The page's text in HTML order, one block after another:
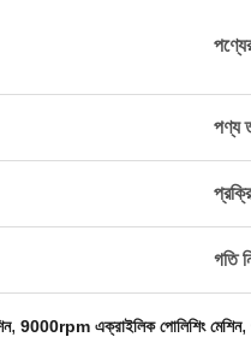
পণ্য
গতি
, 9000rpm এক্রাইলিক পোলিশিং মেশিন,